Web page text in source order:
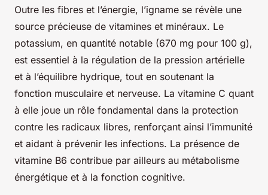
Outre les fibres et l’énergie, l’igname se révèle une
source précieuse de vitamines et minéraux. Le
potassium, en quantité notable (670 mg pour 100 g),
est essentiel à la régulation de la pression artérielle
et à l’équilibre hydrique, tout en soutenant la
fonction musculaire et nerveuse. La vitamine C quant
à elle joue un rôle fondamental dans la protection
contre les radicaux libres, renforçant ainsi l’immunité
et aidant à prévenir les infections. La présence de
vitamine B6 contribue par ailleurs au métabolisme
énergétique et à la fonction cognitive.